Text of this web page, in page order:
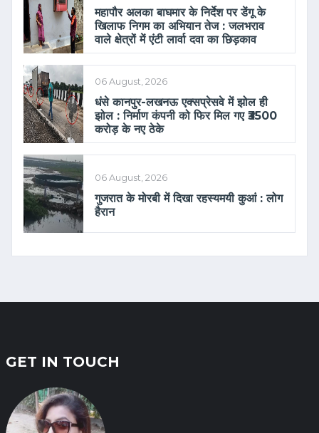
महापौर अलका बाघमार के निर्देश पर डेंगू के
खिलाफ निगम का अभियान तेज : जलभराव
वाले क्षेत्रों में एंटी लार्वा दवा का छिड़काव
06 August, 2026
धंसे कानपुर-लखनऊ एक्सप्रेसवे में झोल ही
झोल : निर्माण कंपनी को फिर मिल गए ₹3500
करोड़ के नए ठेके
06 August, 2026
गुजरात के मोरबी में दिखा रहस्यमयी कुआं : लोग
हैरान
GET IN TOUCH